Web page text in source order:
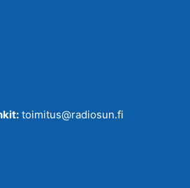
toimitus@radiosun.fi